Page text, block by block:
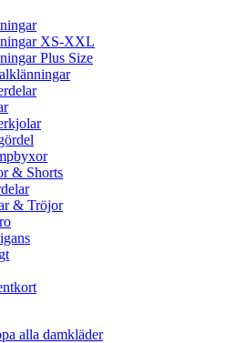
XS-XXL
Plus Size
& Shorts
& Tröjor
alla damkläder